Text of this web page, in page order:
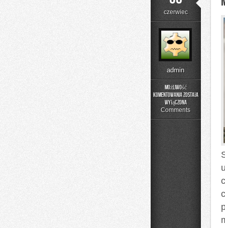
czerwiec
admin
Możliwość
komentowania
Catering
została
wyłączona
Comments